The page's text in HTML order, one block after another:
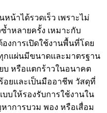
น้าได้รวดเร็ว เพราะไม่
ำหลายครั้ง เหมาะกับ
งการเปิดใช้งานพื้นที่โดย
กแผ่นมีขนาดและมาตรฐาน
บ หรือแตกร้าวในอนาคต
อยและเป็นมืออาชีพ วัสดุที่
บให้รองรับการใช้งานใน
าการบวม พอง หรือเสื่อม